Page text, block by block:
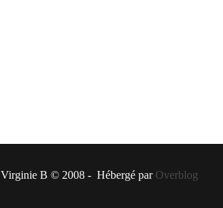
Virginie B © 2008 - Hébergé par Overblog